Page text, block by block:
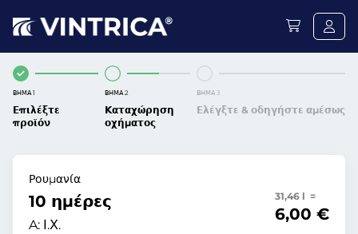
ΒΉΜΑ 1
Επιλέξτε
προϊόν
ΒΉΜΑ 2
Καταχώρηση
οχήματος
ΒΉΜΑ 3
Ελέγξτε & οδηγήστε αμέσως
Ρουμανία
10 ημέρες
A: Ι.Χ.
31,46 l =
6,00 €